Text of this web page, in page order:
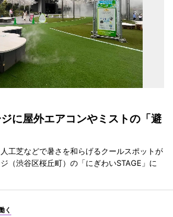
に屋外エアコンやミストの「避
工芝などで暑さを和らげるクールスポットが
（渋谷区桜丘町）の「にぎわいSTAGE」に
く